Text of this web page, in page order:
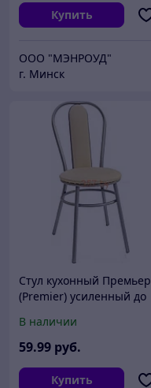
Купить
ООО "МЭНРОУД"
г. Минск
Стул кухонный Премьер
(Premier) усиленный до
цвета в ассортименте
Молочный
В наличии
59.99 руб.
Купить